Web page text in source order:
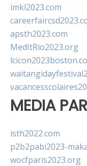
imkl2023.com
apsth2023.com
MedItRio2023.org
MEDIA
isth2022.com
p2b2pabi2023-
wocfparis2023.org